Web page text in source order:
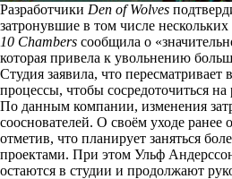
Разработчики Den of Wolves
затронувшие в том числе нескольких
10 Chambers сообщила о
которая привела к увольнению
Студия заявила, что
процессы, чтобы сосредоточиться на
По данным компании, изменения
сооснователей. О своём уходе
отметив, что планирует заняться
проектами. При этом Ульф
остаются в студии и продолжают